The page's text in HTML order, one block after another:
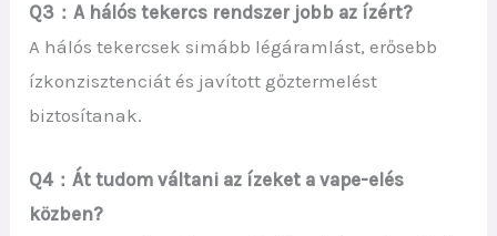
Q3：A hálós tekercs rendszer jobb az ízért?
A hálós tekercsek simább légáramlást, erősebb
ízkonzisztenciát és javított gőztermelést
biztosítanak.
Q4：Át tudom váltani az ízeket a vape-elés
közben?